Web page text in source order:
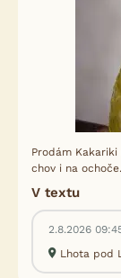
Prodám
chov i na
V textu
2.8.2026
Lhota pod